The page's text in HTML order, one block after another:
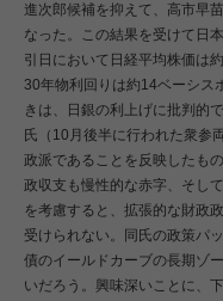
進次郎候補を抑えて、高市早
なった。この結果を受けて日
引日において日経平均株価は
30年物利回りは約14ベーシス
きは、日銀の利上げに批判的
氏（10月後半に行われた衆参
政派であることを反映したも
政収支も慢性的な赤字、そし
を考慮すると、拡張的な財政
受けられない。同氏の政策パ
債のイールドカーブの長期ゾ
いだろう。興味深いことに、